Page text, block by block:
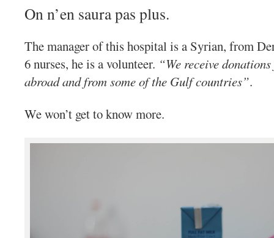
On n’en saura pas plus.
The manager of this hospital is a Syrian, from
6 nurses, he is a volunteer. “We receive
abroad and from some of the Gulf countries”.
We won’t get to know more.